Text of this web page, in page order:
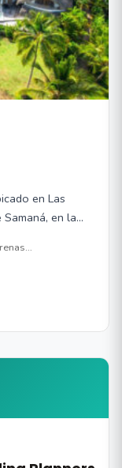
en Las
en la…